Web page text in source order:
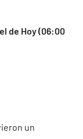
de Hoy (06:00
un